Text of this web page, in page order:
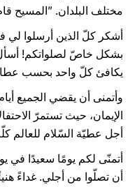
مختلف البلدان. ”المسيح
أشكر كلّ الذين أرسلوا لي
بشكل خاصّ لصلواتكم! أسأل
يكافئ كلّ واحد بحسب
وأتمنى أن يقضي الجميع
الإيمان، حيث تستمرّ
أجل عطيّة السّلام للعالم
أتمنّى لكم يومًا سعيدًا في
أن تصلّوا من أجلي. غداءً